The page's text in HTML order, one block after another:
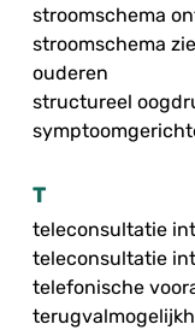
stroomschema
stroomschema
ouderen
structureel
T
teleconsultatie
teleconsultatie
telefonische